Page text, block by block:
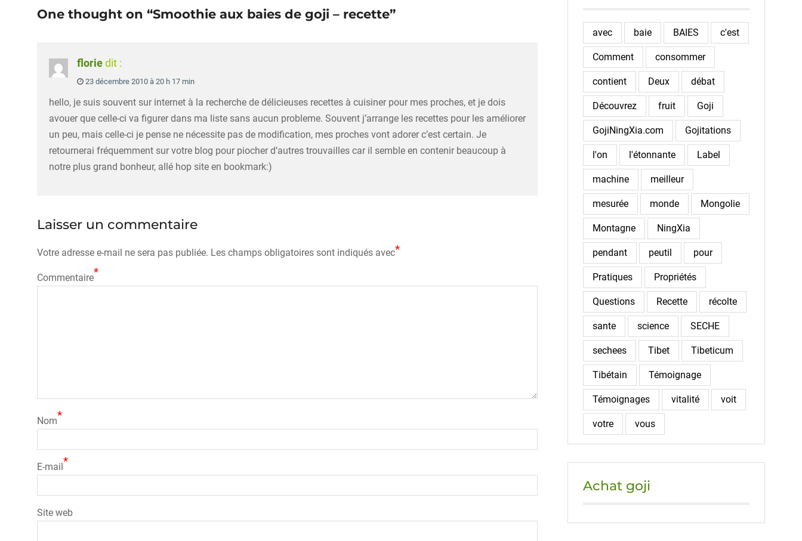
l’article
One thought on “Smoothie aux baies de goji – recette”
floriedit :
23 décembre 2010 à 20 h 17 min
hello, je suis souvent sur internet à la recherche de délicieuses recettes à cuisiner pour mes proches, et je dois
avouer que celle-ci va figurer dans ma liste sans aucun probleme. Souvent j’arrange les recettes pour les améliorer
un peu, mais celle-ci je pense ne nécessite pas de modification, mes proches vont adorer c’est certain. Je
retournerai fréquemment sur votre blog pour piocher d’autres trouvailles car il semble en contenir beaucoup à
notre plus grand bonheur, allé hop site en bookmark:)
Laisser un commentaire
Votre adresse e-mail ne sera pas publiée. Les champs obligatoires sont indiqués avec*
Commentaire*
Nom*
E-mail*
Site web
avec baie BAIES c'est
Comment consommer
contient Deux débat
Découvrez fruit Goji
GojiNingXia.com Gojitations
l'on l'étonnante Label
machine meilleur
mesurée monde Mongolie
Montagne NingXia
pendant peutil pour
Pratiques Propriétés
Questions Recette récolte
sante science SECHE
sechees Tibet Tibeticum
Tibétain Témoignage
Témoignages vitalité voit
votre vous
Achat goji